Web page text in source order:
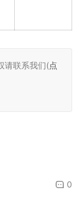
请联系我们(点
0